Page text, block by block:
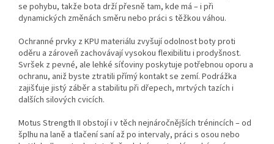
se pohybu, takže bota drží přesně tam, kde má – i při
dynamických změnách směru nebo práci s těžkou váhou.
Ochranné prvky z KPU materiálu zvyšují odolnost boty proti
oděru a zároveň zachovávají vysokou flexibilitu i prodyšnost.
Svršek z pevné, ale lehké síťoviny poskytuje potřebnou oporu a
ochranu, aniž byste ztratili přímý kontakt se zemí. Podrážka
zajišťuje jistý záběr a stabilitu při dřepech, mrtvých tazích i
dalších silových cvicích.
Motus Strength II obstojí i v těch nejnáročnějších trénincích – od
šplhu na laně a tlačení saní až po intervaly, práci s osou nebo